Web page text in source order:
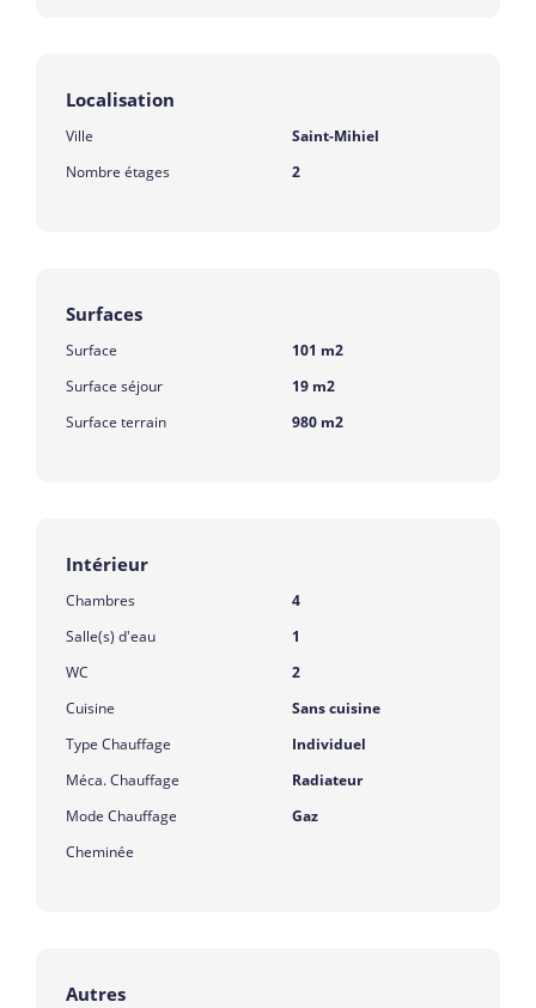
Localisation
Ville
Saint-Mihiel
Nombre étages
2
Surfaces
Surface
101 m2
Surface séjour
19 m2
Surface terrain
980 m2
Intérieur
Chambres
4
Salle(s) d'eau
1
WC
2
Cuisine
Sans cuisine
Type Chauffage
Individuel
Méca. Chauffage
Radiateur
Mode Chauffage
Gaz
Cheminée
Autres